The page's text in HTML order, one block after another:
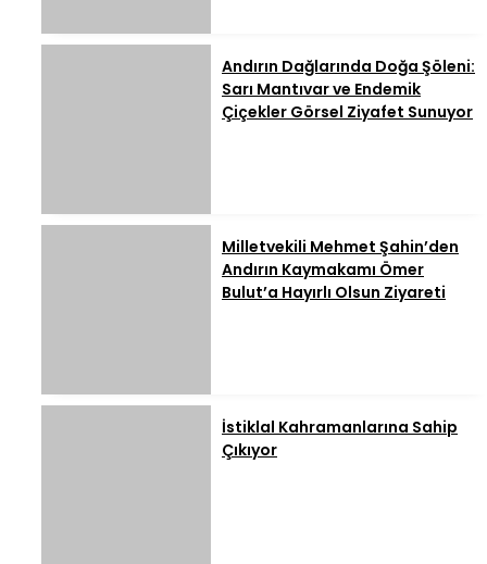
Andırın Dağlarında Doğa Şöleni:
Sarı Mantıvar ve Endemik
Çiçekler Görsel Ziyafet Sunuyor
Milletvekili Mehmet Şahin’den
Andırın Kaymakamı Ömer
Bulut’a Hayırlı Olsun Ziyareti
İstiklal Kahramanlarına Sahip
Çıkıyor